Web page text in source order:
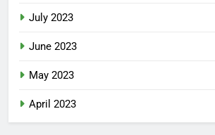
July 2023
June 2023
May 2023
April 2023